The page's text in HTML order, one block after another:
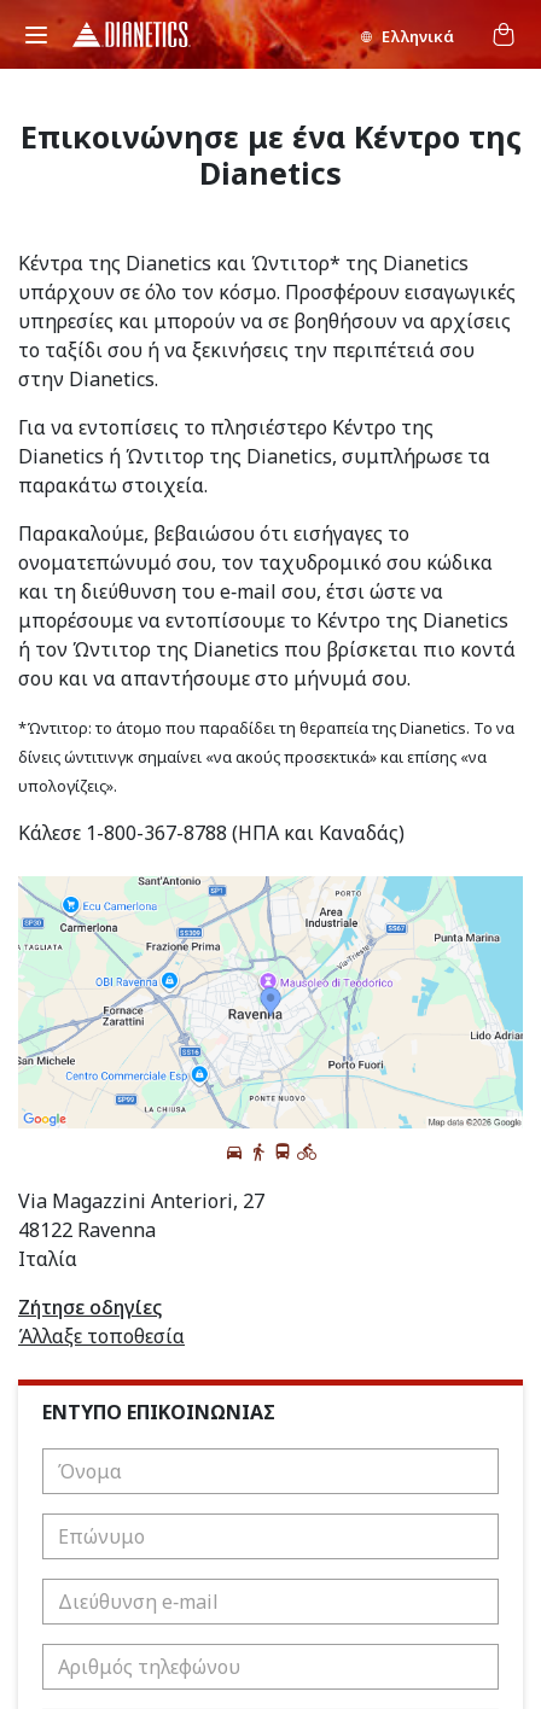
Ελληνικά
Επικοινώνησε με ένα Κέντρο της
Dianetics
Κέντρα της Dianetics και Ώντιτορ* της Dianetics
υπάρχουν σε όλο τον κόσμο. Προσφέρουν εισαγωγικές
υπηρεσίες και μπορούν να σε βοηθήσουν να αρχίσεις
το ταξίδι σου ή να ξεκινήσεις την περιπέτειά σου
στην Dianetics.
Για να εντοπίσεις το πλησιέστερο Κέντρο της
Dianetics ή Ώντιτορ της Dianetics, συμπλήρωσε τα
παρακάτω στοιχεία.
Παρακαλούμε, βεβαιώσου ότι εισήγαγες το
ονοματεπώνυμό σου, τον ταχυδρομικό σου κώδικα
και τη διεύθυνση του e‑mail σου, έτσι ώστε να
μπορέσουμε να εντοπίσουμε το Κέντρο της Dianetics
ή τον Ώντιτορ της Dianetics που βρίσκεται πιο κοντά
σου και να απαντήσουμε στο μήνυμά σου.
*Ώντιτορ: το άτομο που παραδίδει τη θεραπεία της Dianetics. Το να
δίνεις ώντιτινγκ σημαίνει «να ακούς προσεκτικά» και επίσης «να
υπολογίζεις».
Κάλεσε 1-800-367-8788 (ΗΠΑ και Καναδάς)
Via Magazzini Anteriori, 27
48122 Ravenna
Ιταλία
Ζήτησε οδηγίες
Άλλαξε τοποθεσία
ΕΝΤΥΠΟ ΕΠΙΚΟΙΝΩΝΙΑΣ